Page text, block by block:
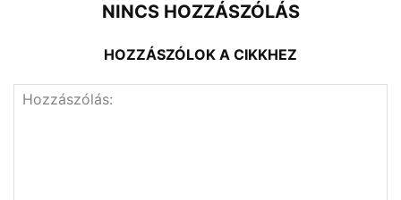
NINCS HOZZÁSZÓLÁS
HOZZÁSZÓLOK A CIKKHEZ